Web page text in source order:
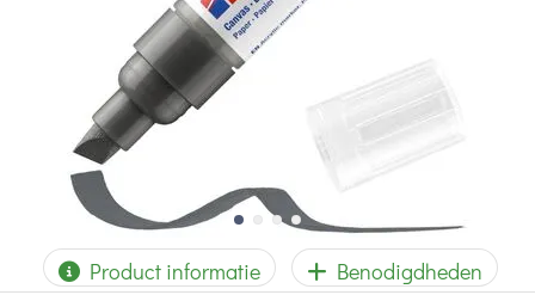
Product informatie Benodigdheden